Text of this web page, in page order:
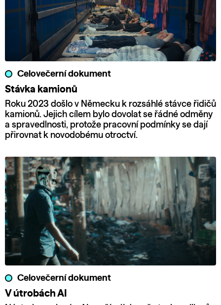
Celovečerní dokument
Stávka kamionů
Roku 2023 došlo v Německu k rozsáhlé stávce řidičů
kamionů. Jejich cílem bylo dovolat se řádné odměny
a spravedlnosti, protože pracovní podmínky se dají
přirovnat k novodobému otroctví.
Celovečerní dokument
V útrobách AI